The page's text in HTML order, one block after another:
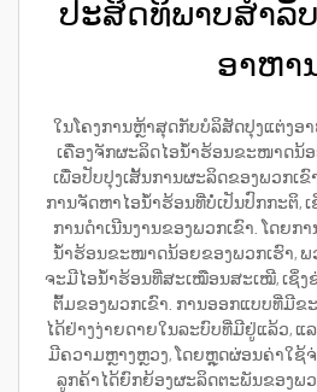
ປະສິດທິພາບສຳລັ
ອາຫາ
ໃນໂຄງການຫຼ້າສຸດກັບບໍລິສັດປຸງແຕ່ງອ
ເຄື່ອງຈັກຜະລິດໄອນ້ຳຮ້ອນຂະໜາດນ້
ເພື່ອປັບປຸງເສັ້ນການຜະລິດຂອງພວກເ
ການຈັດຫາໄອນ້ຳຮ້ອນທີ່ບໍ່ເປັນປົກກະຕິ,
ການດຳເນີນງານຂອງພວກເຂົາ. ໂດຍກ
ນ້ຳຮ້ອນຂະໜາດນ້ອຍຂອງພວກເຮົາ, ພ
ຈະມີໄອນ້ຳຮ້ອນທີ່ສະເໝືອນສະເໝີ, ເຊິ່
ຕົ້ມຂອງພວກເຂົາ. ການອອກແບບທີ່ມີ
ໄດ້ຢ່າງງ່າຍດາຍໃນລະບົບທີ່ມີຢູ່ແລ້ວ,
ມີຄວາມຫຼາງຫຼວງ, ໂດຍຫຼຸດຜ່ອນຄ່າໃຊ້ຈ່
ລູກຄ້າໄດ້ຍົກຍ້ອງຜະລິດຕະພັນຂອງພວ